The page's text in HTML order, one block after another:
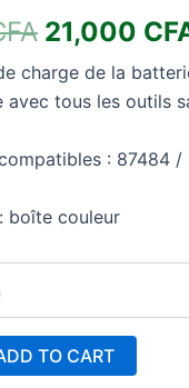
21,000
charge de la
avec tous les outils
: 87484
boîte couleur
TO CART